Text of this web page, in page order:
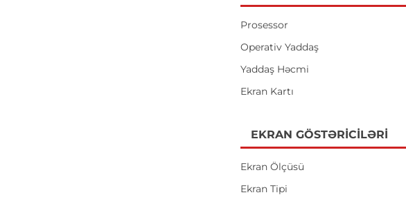
Prosessor
Operativ Yaddaş
Yaddaş Həcmi
Ekran Kartı
EKRAN GÖSTƏRICILƏRI
Ekran Ölçüsü
Ekran Tipi